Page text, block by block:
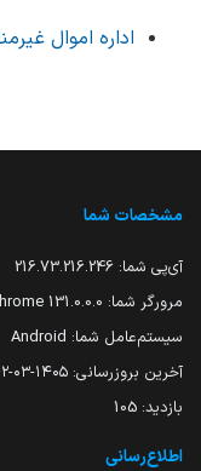
اداره اموال
مشخصات شما
آی‌پی شما: 216.73.216.246
مرورگر شما: 131.0.0.0 Chrome
سیستم‌عامل شما: Android
آخرین بروزرسانی: ۱۴۰۵-۰۳-۱۲
بازدید: 105
اطلاع‌رسانی